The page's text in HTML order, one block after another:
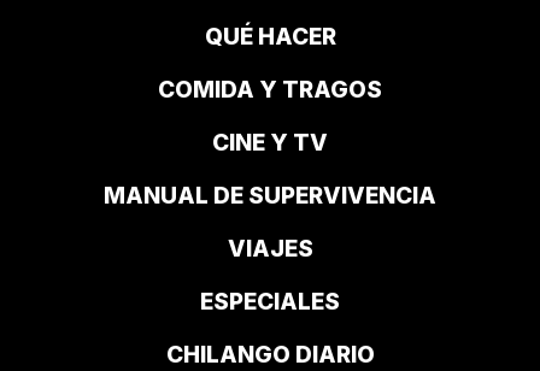
QUÉ HACER
COMIDA Y TRAGOS
CINE Y TV
MANUAL DE SUPERVIVENCIA
VIAJES
ESPECIALES
CHILANGO DIARIO